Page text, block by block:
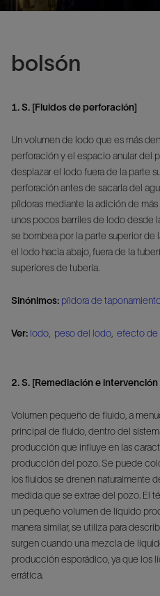
bolsón
1. S. [Fluidos de perforación]
Un volumen de lodo que es más
perforación y el espacio anular del
desplazar el lodo fuera de la parte
perforación antes de sacarla del
píldoras mediante la adición de
unos pocos barriles de lodo desde
se bombea por la parte superior de
el lodo hacia abajo, fuera de la
superiores de tubería.
Sinónimos: píldora de
Ver: lodo peso del lodo efecto de
2. S. [Remediación e
Volumen pequeño de fluido, a
principal de fluido, dentro del
producción que influye en las
producción del pozo. Se puede
los fluidos se drenen naturalmente
medida que se extrae del pozo. El
un pequeño volumen de líquido
manera similar, se utiliza para
surgen cuando una mezcla de
producción esporádico, ya que los
errática.